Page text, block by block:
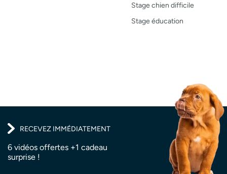
Stage chien difficile
Stage éducation
RECEVEZ IMMÉDIATEMENT
6 vidéos offertes +1 cadeau
surprise !